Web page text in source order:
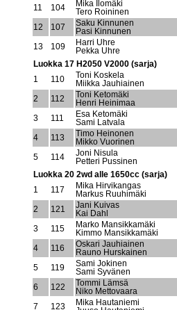
11 104
Mika Ilomäki
Tero Roininen
12
107
Saku Kinnunen
Pasi Kinnunen
13
109
Harri Uhre
Pekka Uhre
Luokka 17 H2050 V2000 (sarja)
1
110
Toni Koskela
Miikka Jauhiainen
2
112
Toni Ketomäki
Henri Heinimaa
3
111
Esa Ketomäki
Sami Latvala
4
113
Timo Heinonen
Mikko Vuorinen
5
114
Joni Nisula
Petteri Pussinen
Luokka 20 2wd alle 1650cc (sarja)
1
117
Mika Hirvikangas
Markus Ruuhimäki
2
121
Jani Kuivas
Kai Dahl
3
115
Marko Mansikkamäki
Kimmo Mansikkamäki
4
116
Oskari Jauhiainen
Rauno Hurskainen
5
119
Sami Jokinen
Sami Syvänen
6
122
Tommi Lämsä
Niko Mettovaara
7
123
Mika Hautaniemi